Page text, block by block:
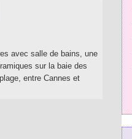
avec salle de bains, une
sur la baie des
entre Cannes et